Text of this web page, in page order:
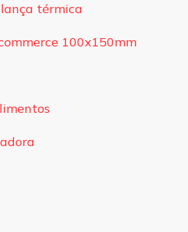
térmica
100x150mm